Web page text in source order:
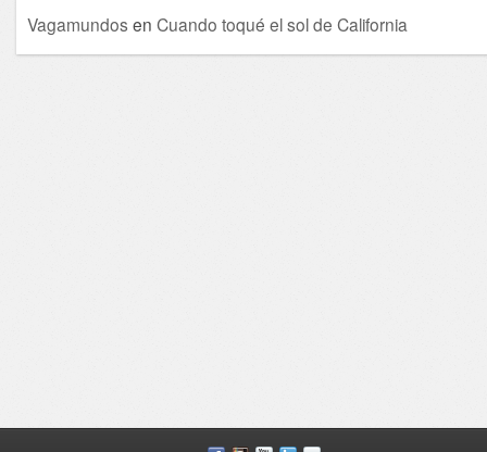
Vagamundos en Cuando toqué el sol de California